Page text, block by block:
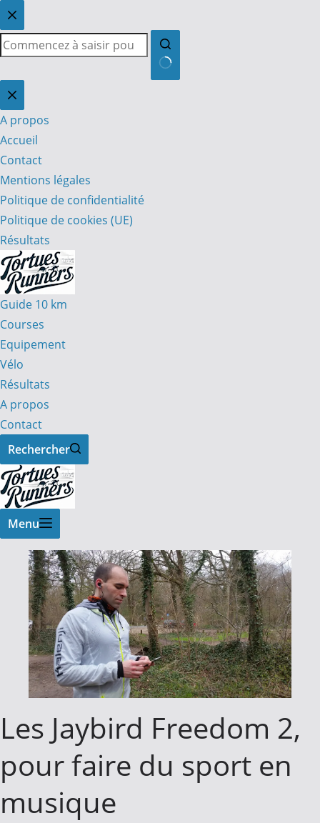
Passer
au
contenu
Aucun
résultat
A propos
Accueil
Contact
Mentions légales
Politique de confidentialité
Politique de cookies (UE)
Résultats
Guide 10 km
Courses
Equipement
Vélo
Résultats
A propos
Contact
Rechercher
Menu
Les Jaybird Freedom 2,
pour faire du sport en
musique